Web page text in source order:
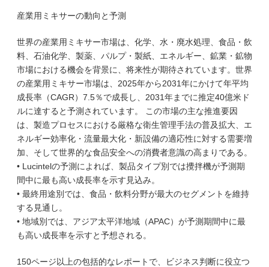
産業用ミキサーの動向と予測
世界の産業用ミキサー市場は、化学、水・廃水処理、食品・飲
料、石油化学、製薬、パルプ・製紙、エネルギー、鉱業・鉱物
市場における機会を背景に、将来性が期待されています。世界
の産業用ミキサー市場は、2025年から2031年にかけて年平均
成長率（CAGR）7.5％で成長し、2031年までに推定40億米ド
ルに達すると予測されています。 この市場の主な推進要因
は、製造プロセスにおける厳格な衛生管理手法の普及拡大、エ
ネルギー効率化・流量最大化・新設備の適応性に対する需要増
加、そして世界的な食品安全への消費者意識の高まりである。
• Lucintelの予測によれば、製品タイプ別では攪拌機が予測期
間中に最も高い成長率を示す見込み。
• 最終用途別では、食品・飲料分野が最大のセグメントを維持
する見通し。
• 地域別では、アジア太平洋地域（APAC）が予測期間中に最
も高い成長率を示すと予想される。
150ページ以上の包括的なレポートで、ビジネス判断に役立つ